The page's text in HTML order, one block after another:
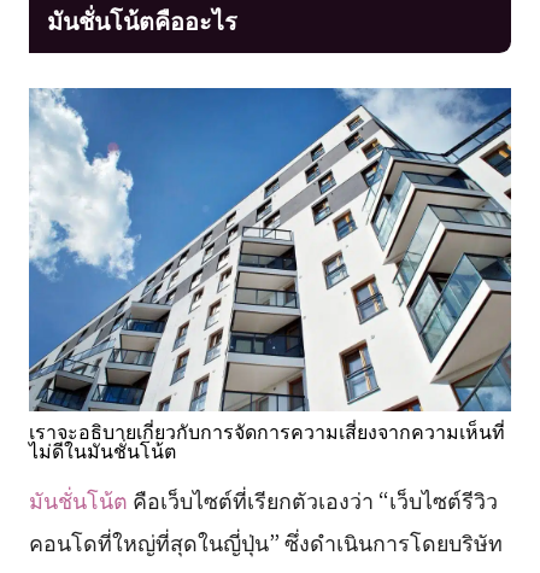
มันชั่นโน้ตคืออะไร
เราจะอธิบายเกี่ยวกับการจัดการความเสี่ยงจากความเห็นที่
ไม่ดีในมันชั่นโน้ต
มันชั่นโน้ต คือเว็บไซต์ที่เรียกตัวเองว่า “เว็บไซต์รีวิว
คอนโดที่ใหญ่ที่สุดในญี่ปุ่น” ซึ่งดำเนินการโดยบริษัท